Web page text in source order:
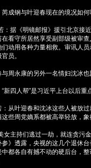
芮成钢与叶迎春现在的境况如何
：据《明镜邮报》援引北京接
在看守所居然享受副部级被审
们动用各种力量相救。审讯人
员。
与周永康的另外一名情妇沈冰
“新四人帮”是习近平上台以后
：从叶迎春和沈冰这些人被放
这些周党嫡系都被高举轻放，
女主持们逃过一劫，就连贪污
参》透露，央视的这几个退休
中都各自有撼不动的硬后台，